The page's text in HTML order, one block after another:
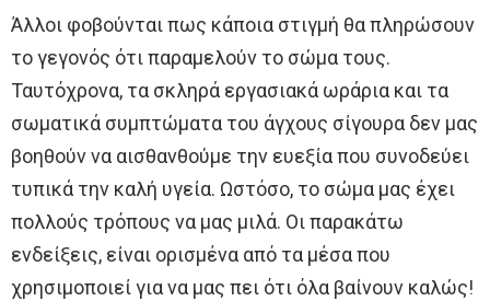
Άλλοι φοβούνται πως κάποια στιγμή θα πληρώσουν
το γεγονός ότι παραμελούν το σώμα τους.
Ταυτόχρονα, τα σκληρά εργασιακά ωράρια και τα
σωματικά συμπτώματα του άγχους σίγουρα δεν μας
βοηθούν να αισθανθούμε την ευεξία που συνοδεύει
τυπικά την καλή υγεία. Ωστόσο, το σώμα μας έχει
πολλούς τρόπους να μας μιλά. Οι παρακάτω
ενδείξεις, είναι ορισμένα από τα μέσα που
χρησιμοποιεί για να μας πει ότι όλα βαίνουν καλώς!